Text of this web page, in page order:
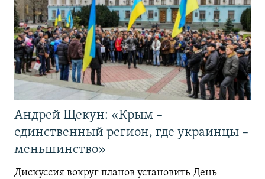
Андрей Щекун: «Крым –
единственный регион, где украинцы –
меньшинство»
Дискуссия вокруг планов установить День